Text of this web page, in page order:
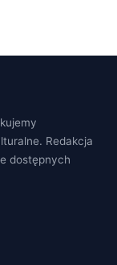
Redakcja
dostępnych